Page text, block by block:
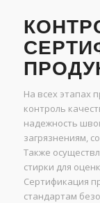
На всех этапах
контроль
надежность
загрязнениям,
Также
стирки для
Сертификация
стандартам